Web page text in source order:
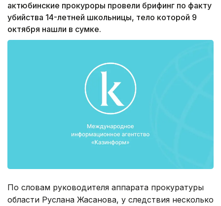
актюбинские прокуроры провели брифинг по факту
убийства 14-летней школьницы, тело которой 9
октября нашли в сумке.
По словам руководителя аппарата прокуратуры
области Руслана Жасанова, у следствия несколько